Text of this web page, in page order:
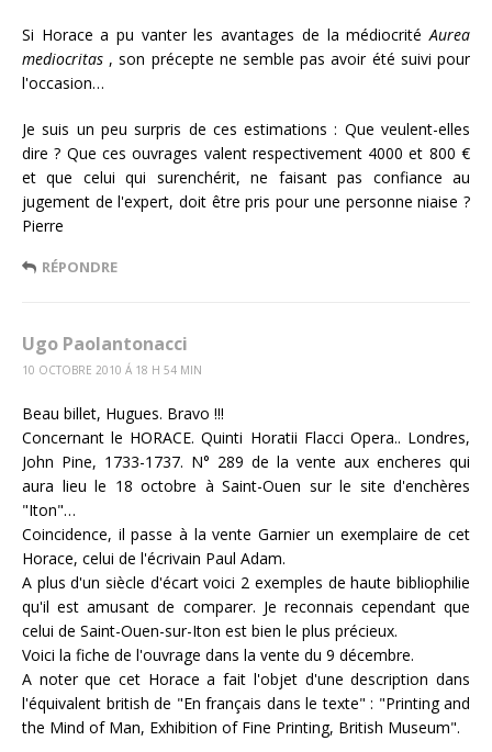
Si Horace a pu vanter les avantages de la médiocrité Aurea
mediocritas , son précepte ne semble pas avoir été suivi pour
l'occasion…
Je suis un peu surpris de ces estimations : Que veulent-elles
dire ? Que ces ouvrages valent respectivement 4000 et 800 €
et que celui qui surenchérit, ne faisant pas confiance au
jugement de l'expert, doit être pris pour une personne niaise ?
Pierre
RÉPONDRE
Ugo Paolantonacci
10 OCTOBRE 2010 Á 18 H 54 MIN
Beau billet, Hugues. Bravo !!!
Concernant le HORACE. Quinti Horatii Flacci Opera.. Londres,
John Pine, 1733-1737. N° 289 de la vente aux encheres qui
aura lieu le 18 octobre à Saint-Ouen sur le site d'enchères
"Iton"…
Coincidence, il passe à la vente Garnier un exemplaire de cet
Horace, celui de l'écrivain Paul Adam.
A plus d'un siècle d'écart voici 2 exemples de haute bibliophilie
qu'il est amusant de comparer. Je reconnais cependant que
celui de Saint-Ouen-sur-Iton est bien le plus précieux.
Voici la fiche de l'ouvrage dans la vente du 9 décembre.
A noter que cet Horace a fait l'objet d'une description dans
l'équivalent british de "En français dans le texte" : "Printing and
the Mind of Man, Exhibition of Fine Printing, British Museum".